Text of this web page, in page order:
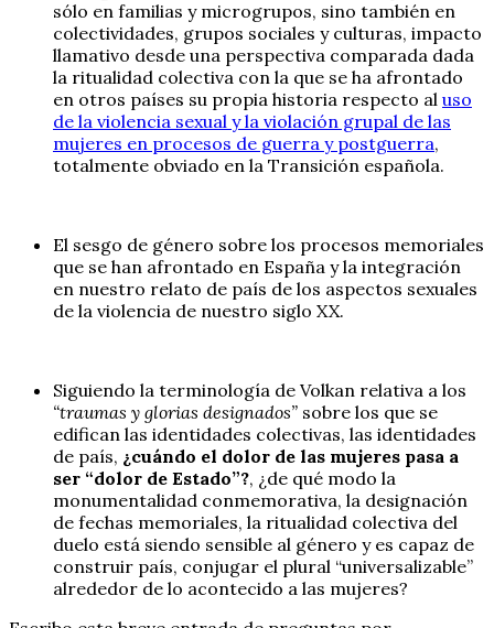
sólo en familias y microgrupos, sino también en
colectividades, grupos sociales y culturas, impacto
llamativo desde una perspectiva comparada dada
la ritualidad colectiva con la que se ha afrontado
en otros países su propia historia respecto al uso
de la violencia sexual y la violación grupal de las
mujeres en procesos de guerra y postguerra,
totalmente obviado en la Transición española.
El sesgo de género sobre los procesos memoriales
que se han afrontado en España y la integración
en nuestro relato de país de los aspectos sexuales
de la violencia de nuestro siglo XX.
Siguiendo la terminología de Volkan relativa a los
“traumas y glorias designados” sobre los que se
edifican las identidades colectivas, las identidades
de país, ¿cuándo el dolor de las mujeres pasa a
ser “dolor de Estado”?, ¿de qué modo la
monumentalidad conmemorativa, la designación
de fechas memoriales, la ritualidad colectiva del
duelo está siendo sensible al género y es capaz de
construir país, conjugar el plural “universalizable”
alrededor de lo acontecido a las mujeres?